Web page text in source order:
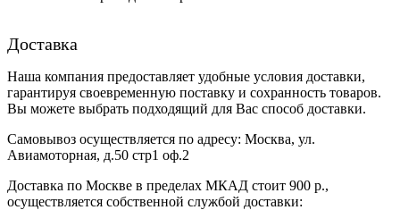
Доставка
Наша компания предоставляет удобные условия доставки,
гарантируя своевременную поставку и сохранность товаров.
Вы можете выбрать подходящий для Вас способ доставки.
Самовывоз осуществляется по адресу: Москва, ул.
Авиамоторная, д.50 стр1 оф.2
Доставка по Москве в пределах МКАД стоит 900 р.,
осуществляется собственной службой доставки: